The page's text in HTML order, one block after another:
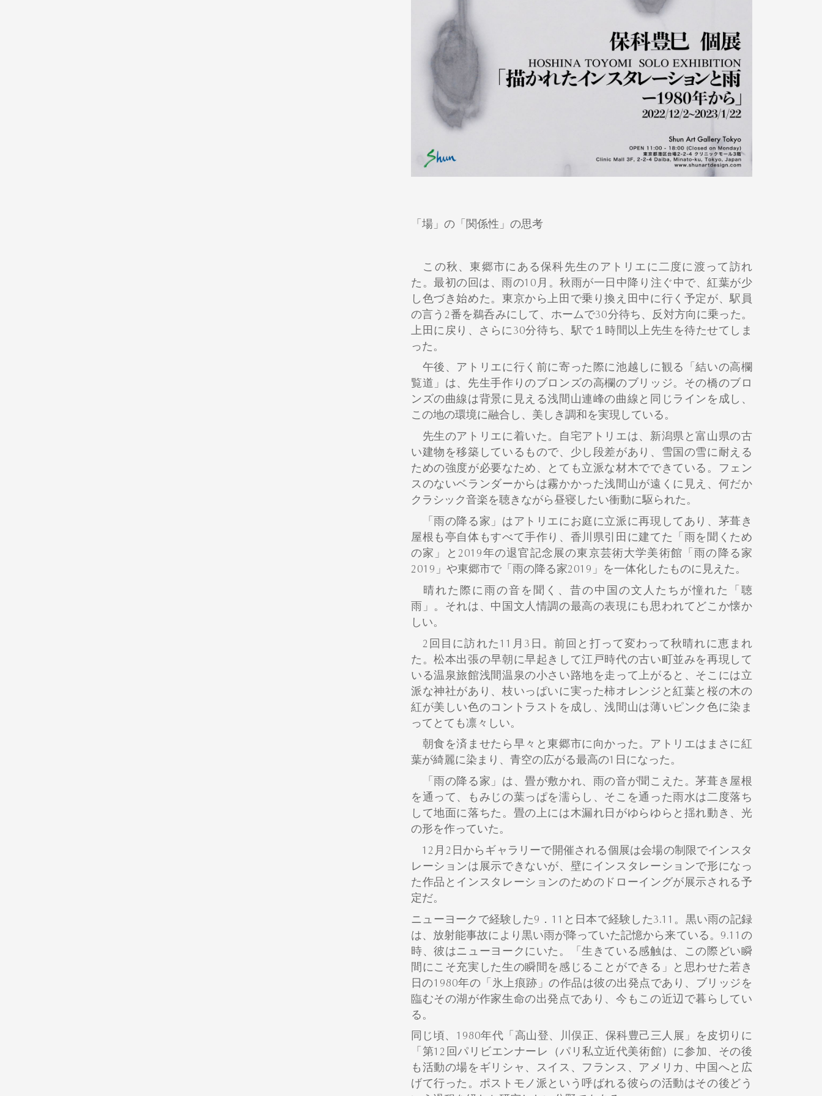
「場」の「関係性」の思考
この秋、東郷市にある保科先生のアトリエに二度に渡って訪れ
た。最初の回は、雨の10月。秋雨が一日中降り注ぐ中で、紅葉が少
し色づき始めた。東京から上田で乗り換え田中に行く予定が、駅員
の言う2番を鵜呑みにして、ホームで30分待ち、反対方向に乗った。
上田に戻り、さらに30分待ち、駅で１時間以上先生を待たせてしま
った。
午後、アトリエに行く前に寄った際に池越しに観る「結いの高欄
覧道」は、先生手作りのブロンズの高欄のブリッジ。その橋のブロ
ンズの曲線は背景に見える浅間山連峰の曲線と同じラインを成し、
この地の環境に融合し、美しき調和を実現している。
先生のアトリエに着いた。自宅アトリエは、新潟県と富山県の古
い建物を移築しているもので、少し段差があり、雪国の雪に耐える
ための強度が必要なため、とても立派な材木でできている。フェン
スのないベランダーからは霧かかった浅間山が遠くに見え、何だか
クラシック音楽を聴きながら昼寝したい衝動に駆られた。
「雨の降る家」はアトリエにお庭に立派に再現してあり、茅葺き
屋根も亭自体もすべて手作り、香川県引田に建てた「雨を聞くため
の家」と2019年の退官記念展の東京芸術大学美術館「雨の降る家
2019」や東郷市で「雨の降る家2019」を一体化したものに見えた。
晴れた際に雨の音を聞く、昔の中国の文人たちが憧れた「聴
雨」。それは、中国文人情調の最高の表現にも思われてどこか懐か
しい。
2回目に訪れた11月3日。前回と打って変わって秋晴れに恵まれ
た。松本出張の早朝に早起きして江戸時代の古い町並みを再現して
いる温泉旅館浅間温泉の小さい路地を走って上がると、そこには立
派な神社があり、枝いっぱいに実った柿オレンジと紅葉と桜の木の
紅が美しい色のコントラストを成し、浅間山は薄いピンク色に染ま
ってとても凛々しい。
朝食を済ませたら早々と東郷市に向かった。アトリエはまさに紅
葉が綺麗に染まり、青空の広がる最高の1日になった。
「雨の降る家」は、畳が敷かれ、雨の音が聞こえた。茅葺き屋根
を通って、もみじの葉っぱを濡らし、そこを通った雨水は二度落ち
して地面に落ちた。畳の上には木漏れ日がゆらゆらと揺れ動き、光
の形を作っていた。
12月2日からギャラリーで開催される個展は会場の制限でインスタ
レーションは展示できないが、壁にインスタレーションで形になっ
た作品とインスタレーションのためのドローイングが展示される予
定だ。
ニューヨークで経験した9．11と日本で経験した3.11。黒い雨の記録
は、放射能事故により黒い雨が降っていた記憶から来ている。9.11の
時、彼はニューヨークにいた。「生きている感触は、この際どい瞬
間にこそ充実した生の瞬間を感じることができる」と思わせた若き
日の1980年の「氷上痕跡」の作品は彼の出発点であり、ブリッジを
臨むその湖が作家生命の出発点であり、今もこの近辺で暮らしてい
る。
同じ頃、1980年代「高山登、川俣正、保科豊己三人展」を皮切りに
「第12回パリビエンナーレ（パリ私立近代美術館）に参加、その後
も活動の場をギリシャ、スイス、フランス、アメリカ、中国へと広
げて行った。ポストモノ派という呼ばれる彼らの活動はその後どう